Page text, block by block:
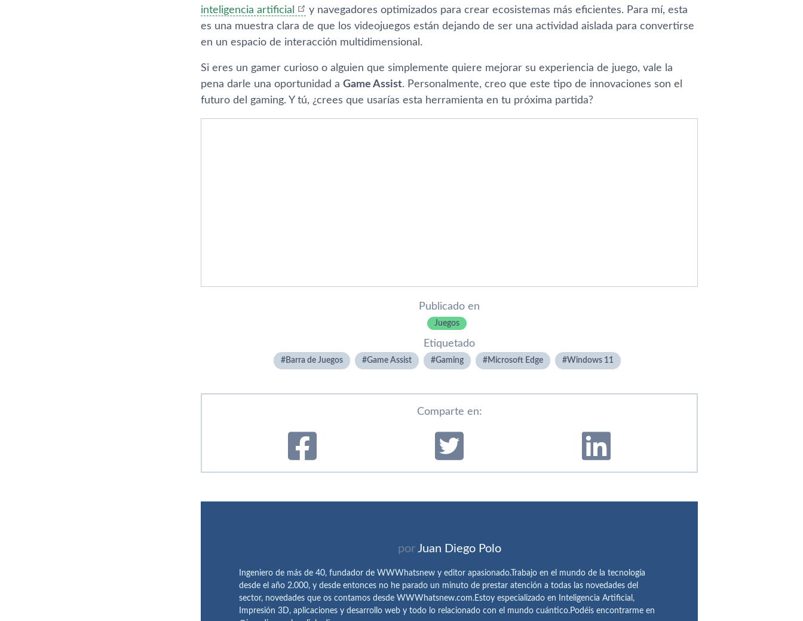
inteligencia artificial
y navegadores optimizados para crear ecosistemas más eficientes. Para mí, esta
es una muestra clara de que los videojuegos están dejando de ser una actividad aislada para convertirse
en un espacio de interacción multidimensional.
Si eres un gamer curioso o alguien que simplemente quiere mejorar su experiencia de juego, vale la
pena darle una oportunidad a Game Assist. Personalmente, creo que este tipo de innovaciones son el
futuro del gaming. Y tú, ¿crees que usarías esta herramienta en tu próxima partida?
Publicado en
Juegos
Etiquetado
Barra de Juegos Game Assist Gaming Microsoft Edge Windows 11
Comparte en:
por Juan Diego Polo
Ingeniero de más de 40, fundador de WWWhatsnew y editor apasionado.Trabajo en el mundo de la tecnología
desde el año 2.000, y desde entonces no he parado un minuto de prestar atención a todas las novedades del
sector, novedades que os contamos desde WWWhatsnew.com.Estoy especializado en Inteligencia Artificial,
Impresión 3D, aplicaciones y desarrollo web y todo lo relacionado con el mundo cuántico.Podéis encontrarme en